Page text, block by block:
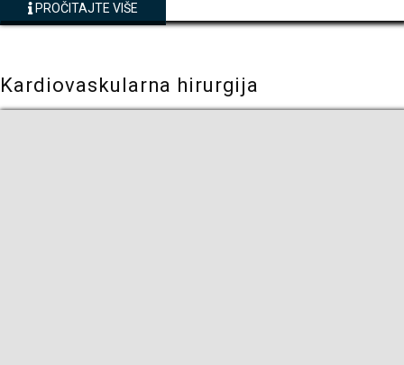
PROČITAJTE VIŠE
Kardiovaskularna hirurgija